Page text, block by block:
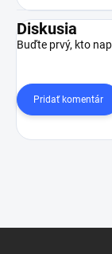
Diskusia
Buďte prvý, kto
Pridať komentár